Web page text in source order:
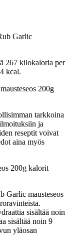
Garlic
267 kilokaloria per
kcal.
200g
tarkkoina
ja
reseptit voivat
aina myös
200g kalorit
Garlic mausteseos
sisältää noin
sisältää noin 9
yläosan